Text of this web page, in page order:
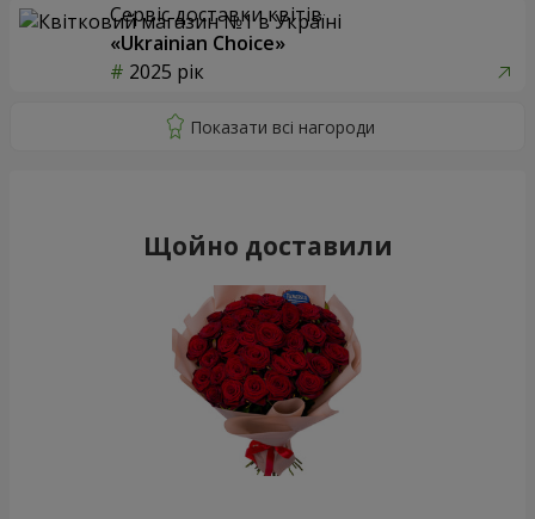
Сервіс доставки квітів
«Ukrainian Choice»
2025 рік
Щойно доставили